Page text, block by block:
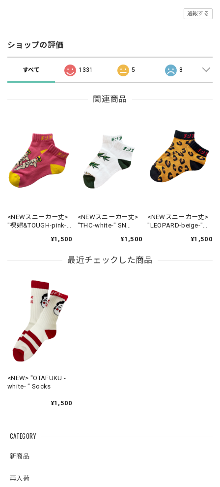
通報する
ショップの評価
すべて 1331 5 8
関連商品
<NEWスニーカー丈>
"裸婦&TOUGH-pink-"
¥1,500
<NEWスニーカー丈>
"THC-white-" SN
¥1,500
<NEWスニーカー丈>
"LEOPARD-beige-"
¥1,500
最近チェックした商品
<NEW> "OTAFUKU -
white- " Socks
¥1,500
CATEGORY
新商品
再入荷